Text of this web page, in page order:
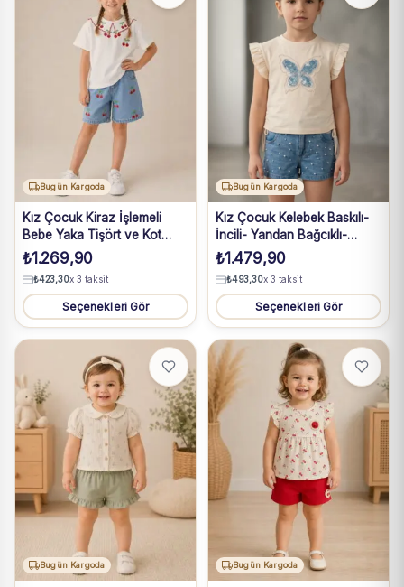
Bugün Kargoda
Kız Çocuk Kiraz İşlemeli
Bebe Yaka Tişört ve Kot
Şortlu Takım
₺1.269,90
₺423,30x 3 taksit
Seçenekleri Gör
Bugün Kargoda
Kız Çocuk Kelebek Baskılı-
İncili- Yandan Bağcıklı-
Tişört- İncili Kot Şort Takım
₺1.479,90
₺493,30x 3 taksit
Seçenekleri Gör
Bugün Kargoda Bugün Kargoda